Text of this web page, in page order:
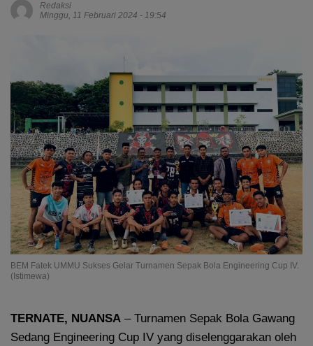
Redaksi
Minggu, 11 Februari 2024 - 19:54
BEM Fatek UMMU Sukses Gelar Turnamen Sepak Bola Engineering Cup IV.
(Istimewa)
TERNATE, NUANSA – Turnamen Sepak Bola Gawang
Sedang Engineering Cup IV yang diselenggarakan oleh